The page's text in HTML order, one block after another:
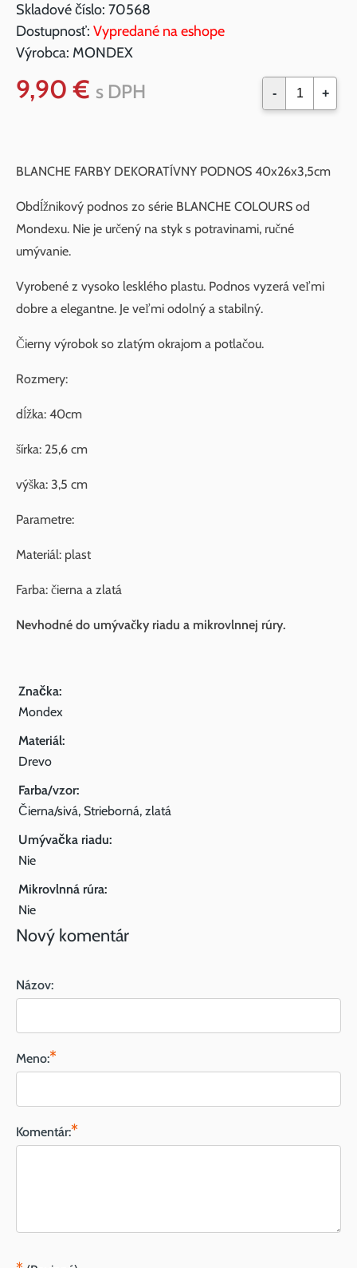
Skladové číslo: 70568
Dostupnosť: Vypredané na eshope
Výrobca: MONDEX
9,90 € s DPH - +
BLANCHE FARBY DEKORATÍVNY PODNOS 40x26x3,5cm
Obdĺžnikový podnos zo série BLANCHE COLOURS od
Mondexu. Nie je určený na styk s potravinami, ručné
umývanie.
Vyrobené z vysoko lesklého plastu. Podnos vyzerá veľmi
dobre a elegantne. Je veľmi odolný a stabilný.
Čierny výrobok so zlatým okrajom a potlačou.
Rozmery:
dĺžka: 40cm
šírka: 25,6 cm
výška: 3,5 cm
Parametre:
Materiál: plast
Farba: čierna a zlatá
Nevhodné do umývačky riadu a mikrovlnnej rúry.
Značka:
Mondex
Materiál:
Drevo
Farba/vzor:
Čierna/sivá, Strieborná, zlatá
Umývačka riadu:
Nie
Mikrovlnná rúra:
Nie
Nový komentár
Názov:
Meno:*
Komentár:*